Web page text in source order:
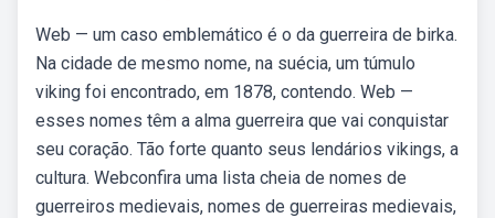
Web — um caso emblemático é o da guerreira de birka.
Na cidade de mesmo nome, na suécia, um túmulo
viking foi encontrado, em 1878, contendo. Web —
esses nomes têm a alma guerreira que vai conquistar
seu coração. Tão forte quanto seus lendários vikings, a
cultura. Webconfira uma lista cheia de nomes de
guerreiros medievais, nomes de guerreiras medievais,